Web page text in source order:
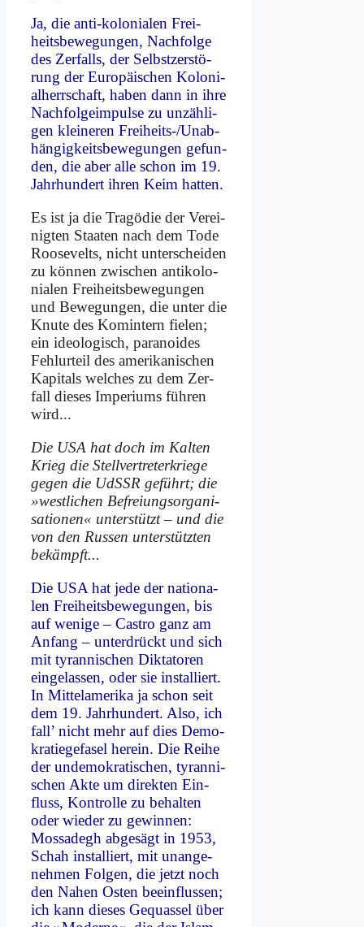
Ja, die an­ti-ko­lo­nia­len Frei­
heits­be­we­gun­gen, Nach­fol­ge
des Zer­falls, der Selbst­zer­stö­
rung der Eu­ro­päi­schen Ko­lo­ni­
al­herr­schaft, ha­ben dann in ih­re
Nach­fol­ge­im­pul­se zu un­zäh­li­
gen klei­ne­ren Frei­heits-/Un­ab­
hän­gig­keits­be­we­gun­gen ge­fun­
den, die aber al­le schon im 19.
Jahr­hun­dert ih­ren Keim hat­ten.
Es ist ja die Tra­gö­die der Ver­ei­
nig­ten Staa­ten nach dem To­de
Roo­se­velts, nicht un­ter­schei­den
zu kön­nen zwi­schen an­ti­ko­lo­
nia­len Frei­heits­be­we­gun­gen
und Be­we­gun­gen, die un­ter die
Knu­te des Kom­in­tern fie­len;
ein ideo­lo­gisch, pa­ra­no­ides
Fehl­ur­teil des ame­ri­ka­ni­schen
Ka­pi­tals wel­ches zu dem Zer­
fall die­ses Im­pe­ri­ums füh­ren
wird...
Die USA hat doch im Kal­ten
Krieg die Stell­ver­tre­ter­krie­ge
ge­gen die UdSSR ge­führt; die
»west­li­chen Be­frei­ungs­or­ga­ni­
sa­tio­nen« un­ter­stützt – und die
von den Rus­sen un­ter­stütz­ten
be­kämpft...
Die USA hat je­de der na­tio­na­
len Frei­heits­be­we­gun­gen, bis
auf we­ni­ge – Ca­stro ganz am
An­fang – un­ter­drückt und sich
mit ty­ran­ni­schen Dik­ta­to­ren
ein­ge­las­sen, oder sie in­stal­liert.
In Mit­tel­ame­ri­ka ja schon seit
dem 19. Jahr­hun­dert. Al­so, ich
fall’ nicht mehr auf dies De­mo­
kra­tie­ge­fa­sel her­ein. Die Rei­he
der un­de­mo­kra­ti­schen, ty­ran­ni­
schen Ak­te um di­rek­ten Ein­
fluss, Kon­trol­le zu be­hal­ten
oder wie­der zu ge­win­nen:
Mos­sa­degh ab­ge­sägt in 1953,
Schah in­stal­liert, mit un­an­ge­
neh­men Fol­gen, die jetzt noch
den Na­hen Osten be­ein­flus­sen;
ich kann die­ses Ge­quas­sel über